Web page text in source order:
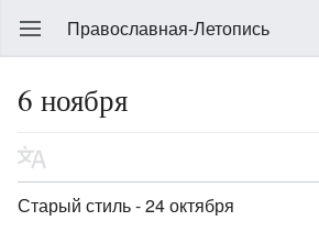
Православная-Летопись
6 ноября
Старый стиль - 24 октября